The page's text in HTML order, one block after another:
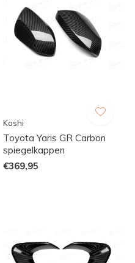
Koshi
Toyota Yaris GR Carbon
spiegelkappen
€369,95